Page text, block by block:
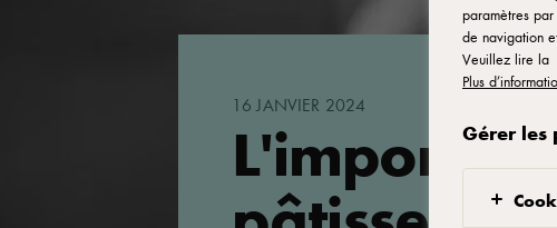
16 JANVIER 2024
paramètres
de navigation
Veuillez lire la
Plus
Gérer les